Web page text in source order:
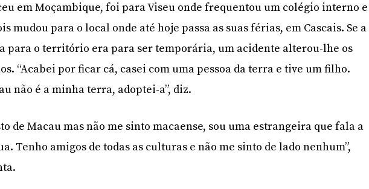
em Moçambique, foi para Viseu onde frequentou um colégio interno e
mudou para o local onde até hoje passa as suas férias, em Cascais. Se a
para o território era para ser temporária, um acidente alterou-lhe os
“Acabei por ficar cá, casei com uma pessoa da terra e tive um filho.
não é a minha terra, adoptei-a”, diz.
de Macau mas não me sinto macaense, sou uma estrangeira que fala a
Tenho amigos de todas as culturas e não me sinto de lado nenhum”,